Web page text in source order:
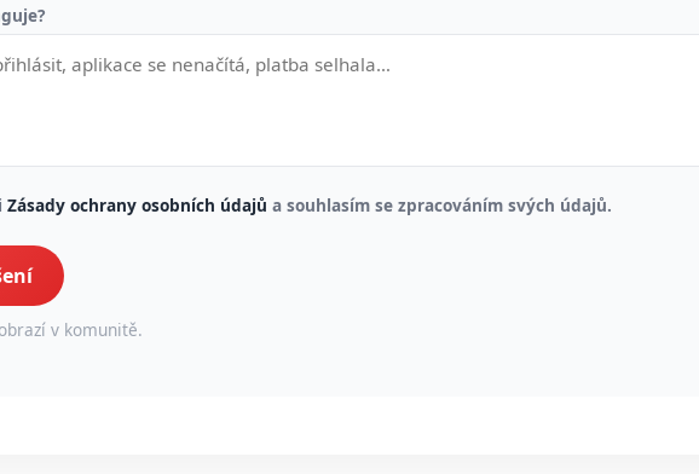
Zásady ochrany osobních údajů a souhlasím se zpracováním svých údajů.
v komunitě.